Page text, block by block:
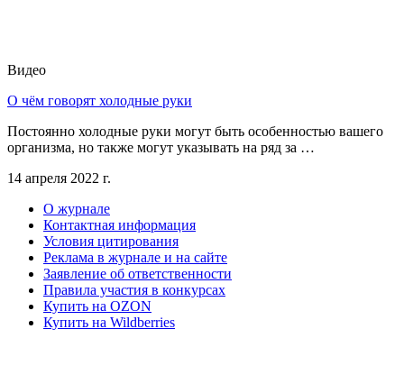
Видео
О чём говорят холодные руки
Постоянно холодные руки могут быть особенностью вашего
организма, но также могут указывать на ряд за …
14 апреля 2022 г.
О журнале
Контактная информация
Условия цитирования
Реклама в журнале и на сайте
Заявление об ответственности
Правила участия в конкурсах
Купить на OZON
Купить на Wildberries